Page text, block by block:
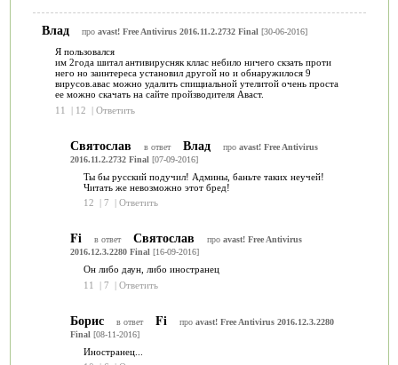
Влад про avast! Free Antivirus 2016.11.2.2732 Final [30-06-2016]
Я пользовался
им 2года шитал антивирусняк кллас небило ничего скзать проти
него но заинтереса установил другой но и обнаружилося 9
вирусов.авас можно удалить спищиальной утелитой очень проста
ее можно скачать на сайте пройзводителя Аваст.
11
| 12 | Ответить
Святослав в ответ Влад про avast! Free Antivirus
2016.11.2.2732 Final [07-09-2016]
Ты бы русский подучил! Админы, баньте таких неучей!
Читать же невозможно этот бред!
12
| 7 | Ответить
Fi в ответ Святослав про avast! Free Antivirus
2016.12.3.2280 Final [16-09-2016]
Он либо даун, либо иностранец
11
| 7 | Ответить
Борис в ответ Fi про avast! Free Antivirus 2016.12.3.2280
Final [08-11-2016]
Иностранец...